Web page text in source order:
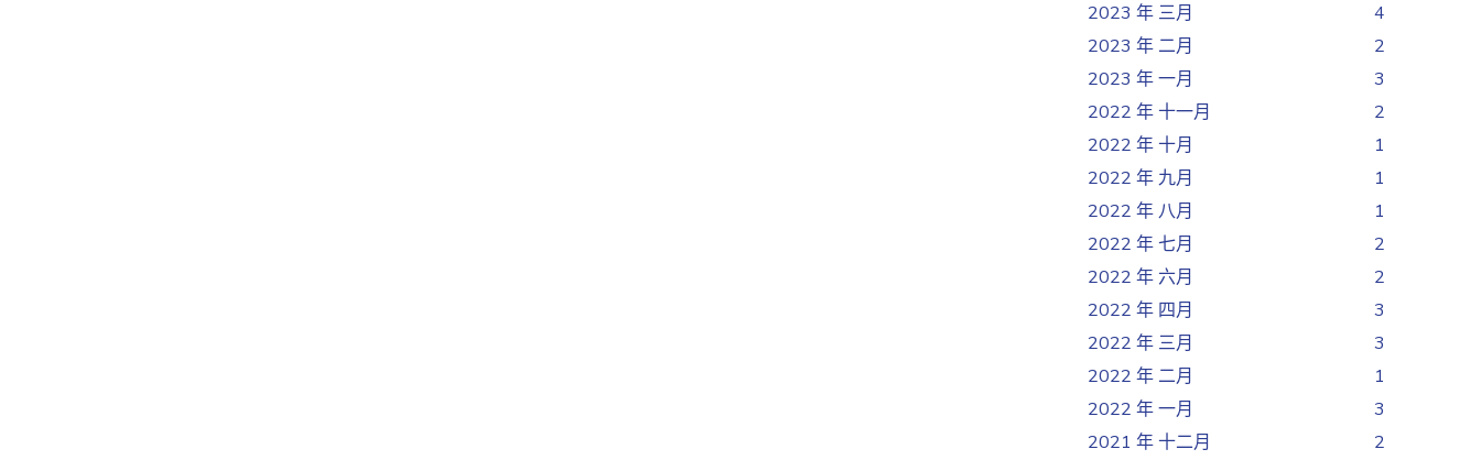
2023 年 三月
4
2023 年 二月
2
2023 年 一月
3
2022 年 十一月
2
2022 年 十月
1
2022 年 九月
1
2022 年 八月
1
2022 年 七月
2
2022 年 六月
2
2022 年 四月
3
2022 年 三月
3
2022 年 二月
1
2022 年 一月
3
2021 年 十二月
2